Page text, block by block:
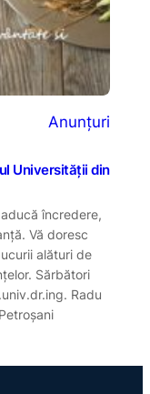
Anunțuri
Universității din
încredere,
Vă doresc
alături de
Sărbători
Radu